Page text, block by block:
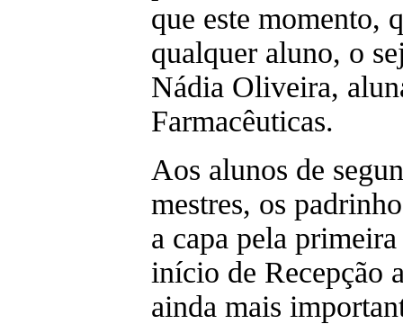
que este momento,
qualquer aluno, o
Nádia Oliveira,
Farmacêuticas.
Aos alunos de
mestres, os
a capa pela
início de Recepção
ainda mais